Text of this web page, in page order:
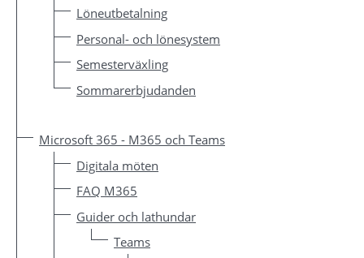
Löneutbetalning
Personal- och lönesystem
Semesterväxling
Sommarerbjudanden
Microsoft 365 - M365 och Teams
Digitala möten
FAQ M365
Guider och lathundar
Teams